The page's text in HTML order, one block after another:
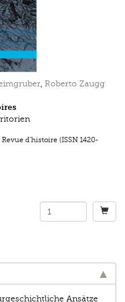
, Roberto Zaugg
d’histoire (ISSN 1420-
Ansätze